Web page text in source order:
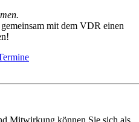
mit dem VDR einen
Mitwirkung können Sie sich als